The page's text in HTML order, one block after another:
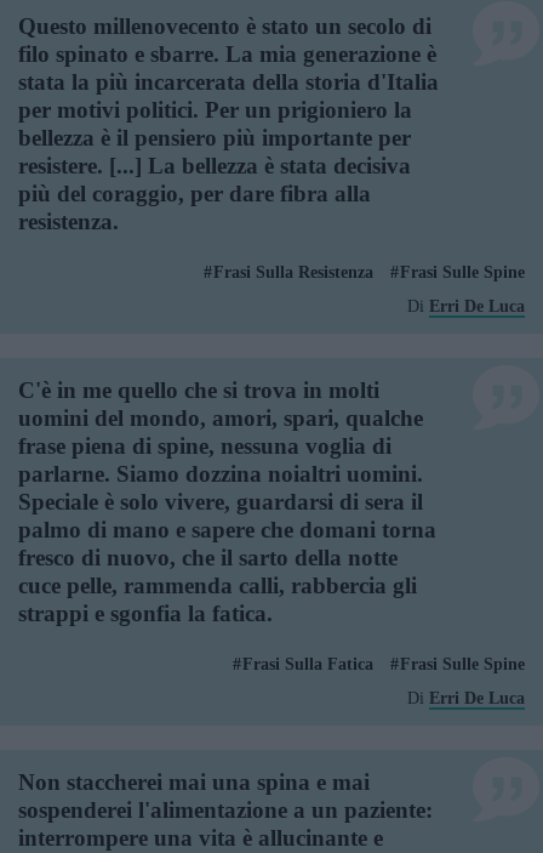
Questo millenovecento è stato un secolo di
filo spinato e sbarre. La mia generazione è
stata la più incarcerata della storia d'Italia
per motivi politici. Per un prigioniero la
bellezza è il pensiero più importante per
resistere. [...] La bellezza è stata decisiva
più del coraggio, per dare fibra alla
resistenza.
Frasi Sulla Resistenza
Frasi Sulle Spine
Di Erri De Luca
C'è in me quello che si trova in molti
uomini del mondo, amori, spari, qualche
frase piena di spine, nessuna voglia di
parlarne. Siamo dozzina noialtri uomini.
Speciale è solo vivere, guardarsi di sera il
palmo di mano e sapere che domani torna
fresco di nuovo, che il sarto della notte
cuce pelle, rammenda calli, rabbercia gli
strappi e sgonfia la fatica.
Frasi Sulla Fatica
Frasi Sulle Spine
Di Erri De Luca
Non staccherei mai una spina e mai
sospenderei l'alimentazione a un paziente:
interrompere una vita è allucinante e